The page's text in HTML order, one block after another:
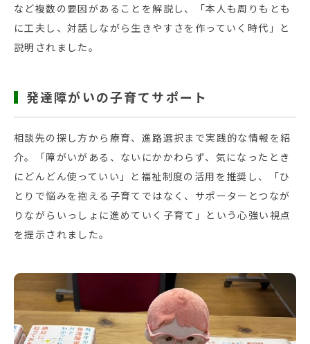
など複数の要因があることを解説し、「本人も周りもとも
に工夫し、対話しながら生きやすさを作っていく時代」と
説明されました。
発達障がいの子育てサポート
相談先の探し方から療育、進路選択まで実践的な情報を紹
介。「障がいがある、ないにかかわらず、気になったとき
にどんどん使っていい」と福祉制度の活用を推奨し、「ひ
とりで悩みを抱える子育てではなく、サポーターとつなが
りながらいっしょに進めていく子育て」という心強い視点
を提示されました。